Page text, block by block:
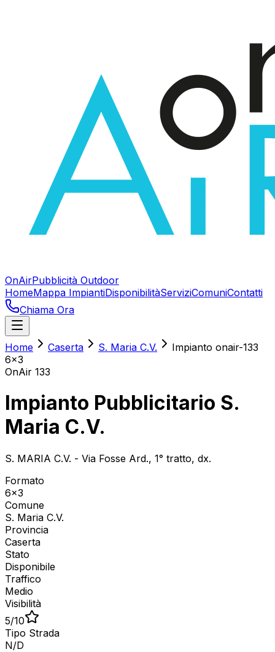
OnAirPubblicità Outdoor
HomeMappa ImpiantiDisponibilitàServiziComuniContatti
Chiama Ora
Home Caserta S. Maria C.V.
Impianto onair-133
6x3
OnAir 133
Impianto Pubblicitario S.
Maria C.V.
S. MARIA C.V. - Via Fosse Ard., 1° tratto, dx.
Formato
6x3
Comune
S. Maria C.V.
Provincia
Caserta
Stato
Disponibile
Traffico
Medio
Visibilità
5/10
Tipo Strada
N/D